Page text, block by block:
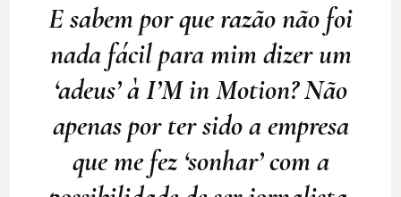
E sabem por que razão não foi
nada fácil para mim dizer um
‘adeus’ à I’M in Motion? Não
apenas por ter sido a empresa
que me fez ‘sonhar’ com a